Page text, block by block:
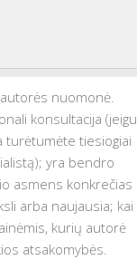
nuomonė.
konsultacija (jeigu
turėtumėte tiesiogiai
yra bendro
asmens konkrečias
arba naujausia; kai
kurių autorė
atsakomybės.